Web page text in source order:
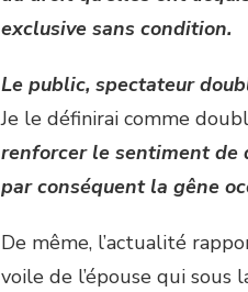
exclusive sans condition.
Le public, spectateur
Je le définirai comme
renforcer le sentiment de
par conséquent la gêne
De même, l’actualité
voile de l’épouse qui sous